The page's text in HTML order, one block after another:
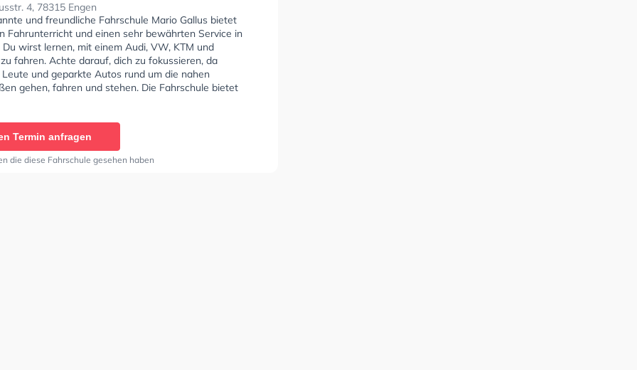
4, 78315 Engen
und freundliche Fahrschule Mario Gallus bietet
Fahrunterricht und einen sehr bewährten Service in
Du wirst lernen, mit einem Audi, VW, KTM und
fahren. Achte darauf, dich zu fokussieren, da
und geparkte Autos rund um die nahen
gehen, fahren und stehen. Die Fahrschule bietet
um deine Klasse A1, Klasse B, Klasse A,
C, Klasse CE, Klasse D1, Klasse DE1, Klasse D, Klasse
L, Klasse T und Mofa - Prüfbescheinigung zu erhalten.
Kurs in der Schule. In der Fahrschule Mario Gallus
einen Termin online anfragen.
Termin anfragen
die diese Fahrschule gesehen haben